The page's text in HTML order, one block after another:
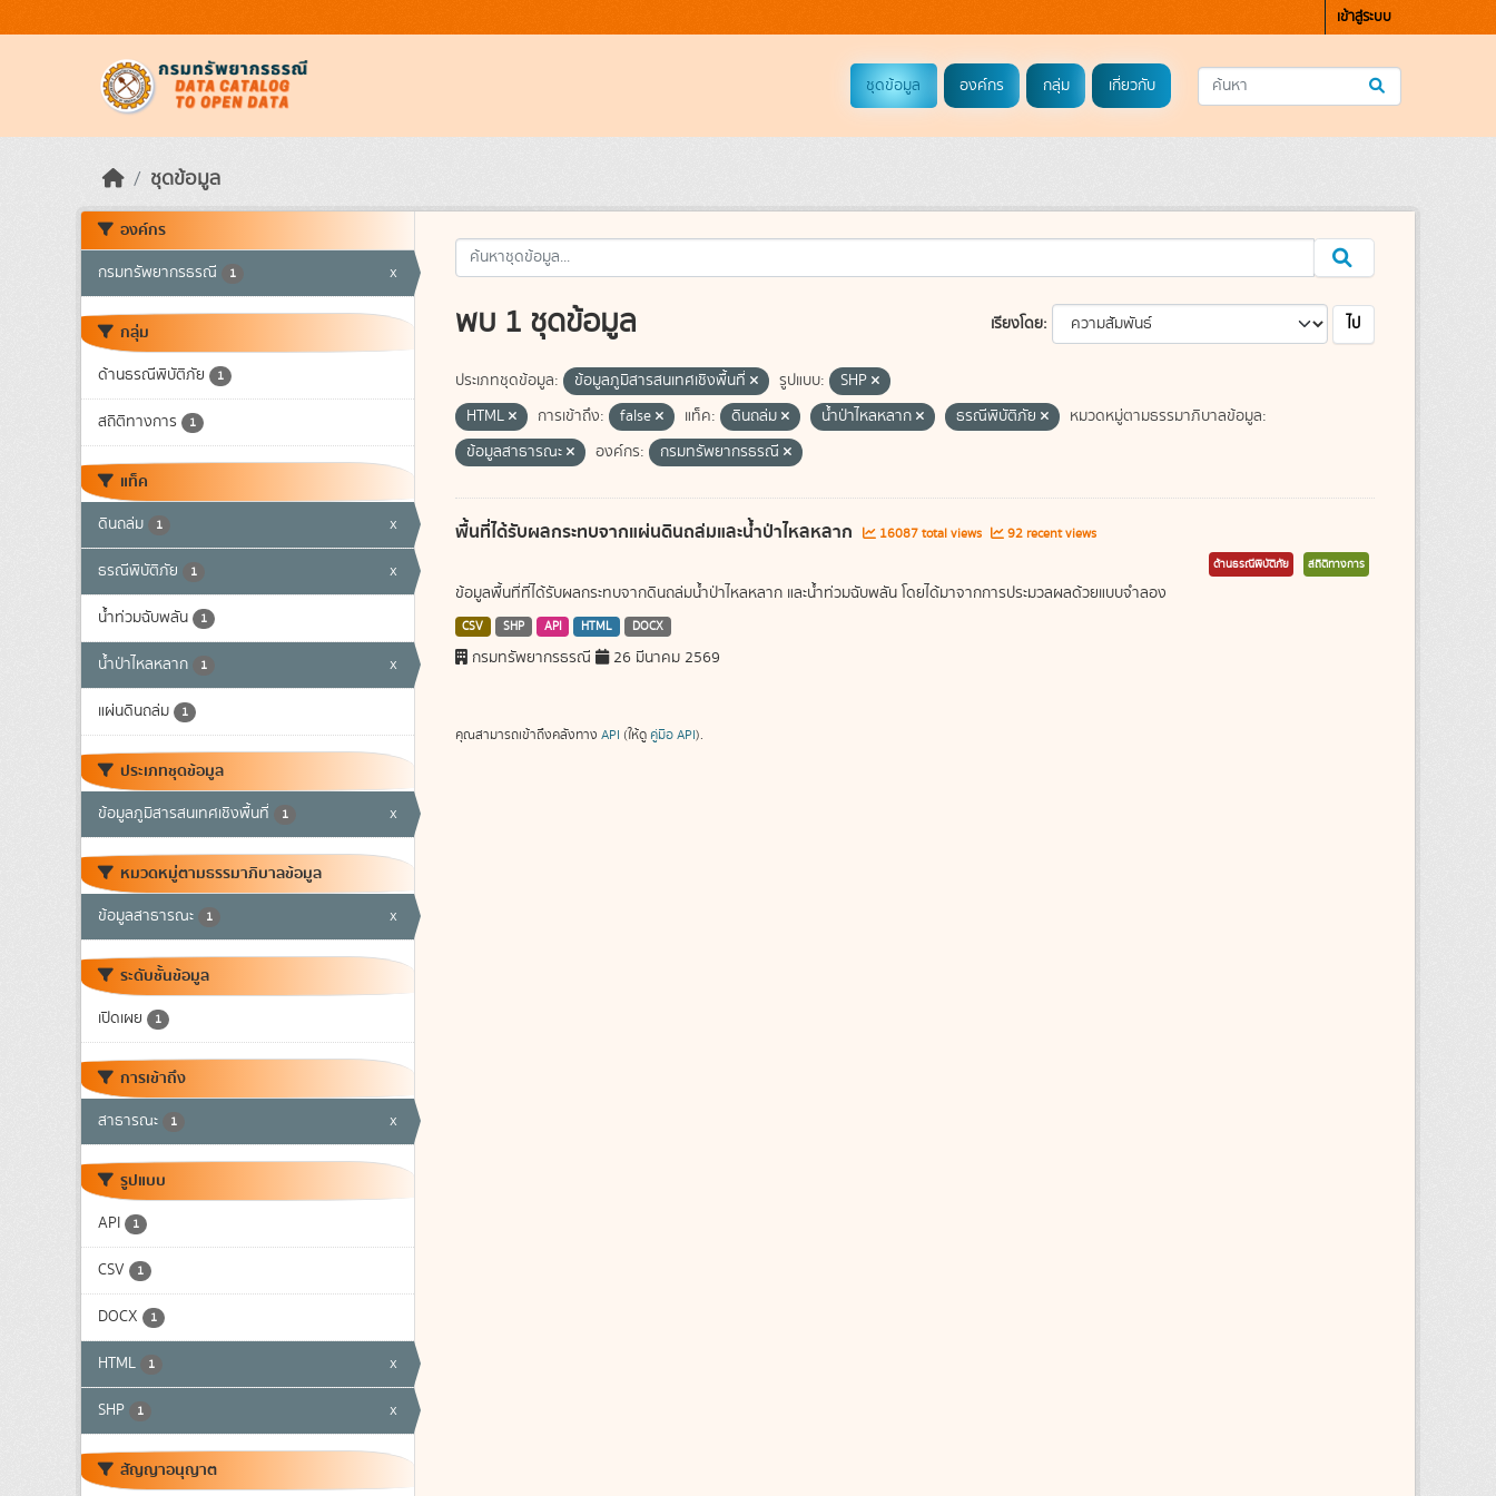
เข้าสู่ระบบ
ชุดข้อมูล องค์กร กลุ่ม เกี่ยวกับ
ชุดข้อมูล
องค์กร
กรมทรัพยากรธรณี 1 x
กลุ่ม
ด้านธรณีพิบัติภัย 1
สถิติทางการ 1
แท็ค
ดินถล่ม 1 x
ธรณีพิบัติภัย 1 x
น้ำท่วมฉับพลัน 1
น้ำป่าไหลหลาก 1 x
แผ่นดินถล่ม 1
ประเภทชุดข้อมูล
ข้อมูลภูมิสารสนเทศเชิงพื้นที่ 1 x
หมวดหมู่ตามธรรมาภิบาลข้อมูล
ข้อมูลสาธารณะ 1 x
ระดับชั้นข้อมูล
เปิดเผย 1
การเข้าถึง
สาธารณะ 1 x
รูปแบบ
API 1
CSV 1
DOCX 1
HTML 1 x
SHP 1 x
สัญญาอนุญาต
เรียงโดย ไป
พบ 1 ชุดข้อมูล
ประเภทชุดข้อมูล: ข้อมูลภูมิสารสนเทศเชิงพื้นที่ รูปแบบ:
SHP
HTML
การเข้าถึง: false แท็ค: ดินถล่ม น้ำป่าไหลหลาก ธรณีพิบัติภัย
หมวดหมู่ตามธรรมาภิบาลข้อมูล:
ข้อมูลสาธารณะ
องค์กร: กรมทรัพยากรธรณี
พื้นที่ได้รับผลกระทบจากแผ่นดินถล่มและน้ำป่าไหลหลาก 16087 total views 92 recent views
ด้านธรณีพิบัติภัย สถิติทางการ
ข้อมูลพื้นที่ที่ได้รับผลกระทบจากดินถล่มน้ำป่าไหลหลาก และน้ำท่วมฉับพลัน โดยได้มาจากการประมวลผลด้วยแบบจำลอง
CSV SHP API HTML DOCX
กรมทรัพยากรธรณี 26 มีนาคม 2569
คุณสามารถเข้าถึงคลังทาง API (ให้ดู คู่มือ API).